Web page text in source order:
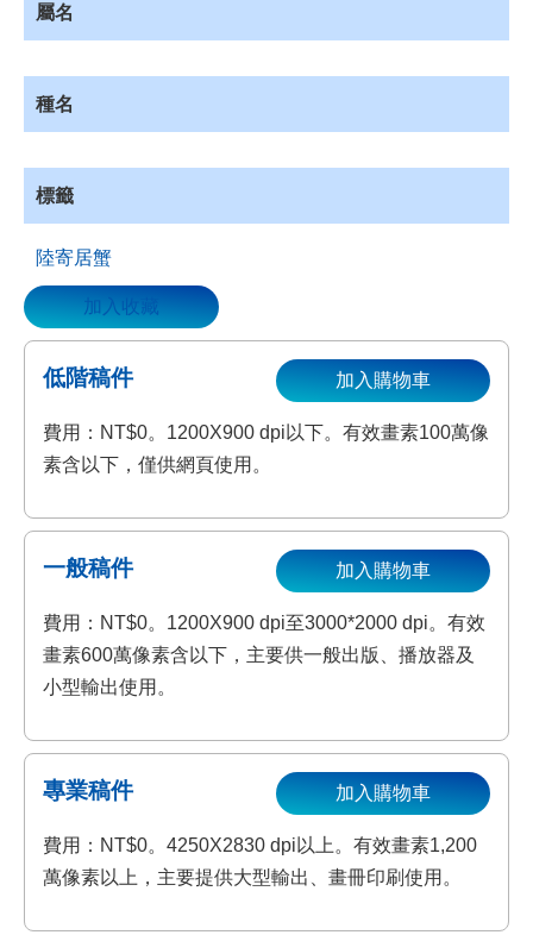
藏
屬名
種名
標籤
陸寄居蟹
加入收藏
低階稿件
費用：NT$0。1200X900 dpi以下。有效畫素100萬像
素含以下，僅供網頁使用。
加入購物車
一般稿件
費用：NT$0。1200X900 dpi至3000*2000 dpi。有效
畫素600萬像素含以下，主要供一般出版、播放器及
小型輸出使用。
加入購物車
專業稿件
費用：NT$0。4250X2830 dpi以上。有效畫素1,200
萬像素以上，主要提供大型輸出、畫冊印刷使用。
加入購物車